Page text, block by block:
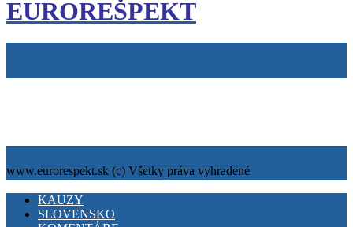
EUROREŠPEKT
www.eurorespekt.sk (c) Všetky práva vyhradené
Facebook
Twitter
YoutubeKAUZY
SLOVENSKO